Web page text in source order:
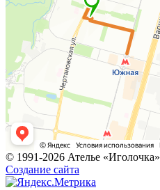
© 1991-2026 Ателье «Иголочка»
Создание сайта